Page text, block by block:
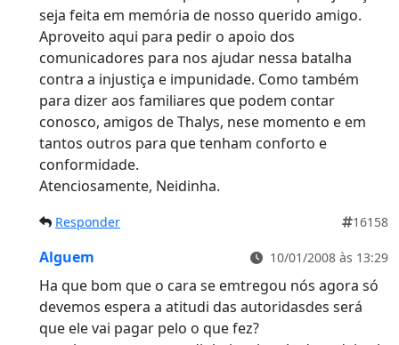
seja feita em memória de nosso querido amigo.
Aproveito aqui para pedir o apoio dos
comunicadores para nos ajudar nessa batalha
contra a injustiça e impunidade. Como também
para dizer aos familiares que podem contar
conosco, amigos de Thalys, nese momento e em
tantos outros para que tenham conforto e
conformidade.
Atenciosamente, Neidinha.
Responder 16158
Alguem 10/01/2008 às 13:29
Ha que bom que o cara se emtregou nós agora só
devemos espera a atitudi das autoridasdes será
que ele vai pagar pelo o que fez?